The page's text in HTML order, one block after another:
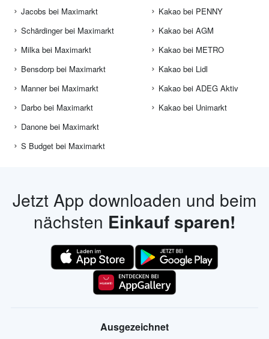
Jacobs bei Maximarkt
Schärdinger bei Maximarkt
Milka bei Maximarkt
Bensdorp bei Maximarkt
Manner bei Maximarkt
Darbo bei Maximarkt
Danone bei Maximarkt
S Budget bei Maximarkt
Kakao bei PENNY
Kakao bei AGM
Kakao bei METRO
Kakao bei Lidl
Kakao bei ADEG Aktiv
Kakao bei Unimarkt
Jetzt App downloaden und beim
nächsten Einkauf sparen!
Ausgezeichnet